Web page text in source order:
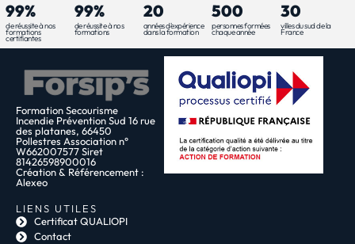
99%
de réussite à nos
formations
certifiantes
99%
de réussite à nos
formations
20
années d'expérience
dans la formation
500
personnes formées
chaque année
30
villes du sud de la
France
Formation Secourisme
Incendie Prévention Sud 16 rue
des platanes, 66450
Pollestres Association n°
W662007577 Siret
81426598900016
Création & Référencement :
Alexeo
LIENS UTILES
Certificat QUALIOPI
Contact